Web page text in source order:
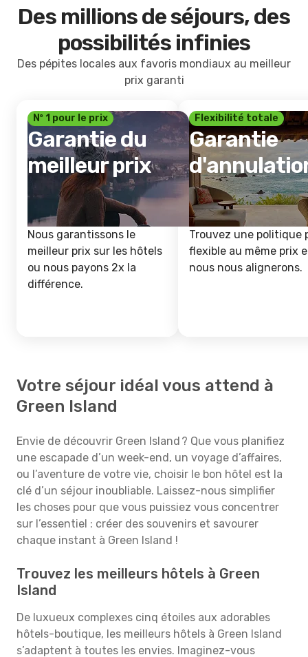
Des millions de séjours, des
possibilités infinies
Des pépites locales aux favoris mondiaux au meilleur
prix garanti
Nº 1 pour le prix
Garantie du
meilleur prix
Nous garantissons le
meilleur prix sur les hôtels
ou nous payons 2x la
différence.
Flexibilité totale
Garantie
Trouvez une politique
flexible au même prix
nous nous alignerons.
Votre séjour idéal vous attend à
Green Island
Envie de découvrir Green Island ? Que vous planifiez
une escapade d’un week-end, un voyage d’affaires,
ou l’aventure de votre vie, choisir le bon hôtel est la
clé d’un séjour inoubliable. Laissez-nous simplifier
les choses pour que vous puissiez vous concentrer
sur l’essentiel : créer des souvenirs et savourer
chaque instant à Green Island !
Trouvez les meilleurs hôtels à Green
Island
De luxueux complexes cinq étoiles aux adorables
hôtels-boutique, les meilleurs hôtels à Green Island
s’adaptent à toutes les envies. Imaginez-vous